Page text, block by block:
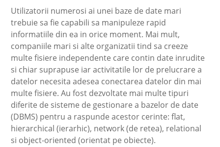
Utilizatorii numerosi ai unei baze de date mari
trebuie sa fie capabili sa manipuleze rapid
informatiile din ea in orice moment. Mai mult,
companiile mari si alte organizatii tind sa creeze
multe fisiere independente care contin date inrudite
si chiar suprapuse iar activitatile lor de prelucrare a
datelor necesita adesea conectarea datelor din mai
multe fisiere. Au fost dezvoltate mai multe tipuri
diferite de sisteme de gestionare a bazelor de date
(DBMS) pentru a raspunde acestor cerinte: flat,
hierarchical (ierarhic), network (de retea), relational
si object-oriented (orientat pe obiecte).